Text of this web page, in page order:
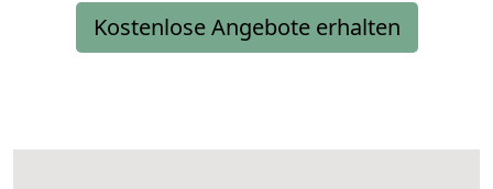
Kostenlose Angebote erhalten